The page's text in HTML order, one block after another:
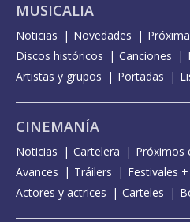
MUSICALIA
Noticias Novedades
Discos históricos
Canciones
Artistas y grupos
Portadas
CINEMANÍA
Noticias Cartelera Próximos
Avances
Tráilers
Festivales
Actores y actrices
Carteles